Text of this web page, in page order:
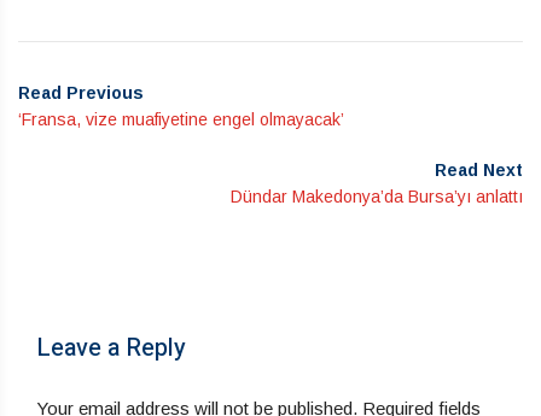
Read Previous
‘Fransa, vize muafiyetine engel olmayacak’
Read Next
Dündar Makedonya’da Bursa’yı anlattı
Leave a Reply
Your email address will not be published. Required fields